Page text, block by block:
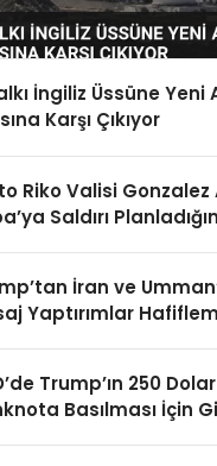
İngiliz Üssüne Yeni
Karşı Çıkıyor
Riko Valisi Gonzalez
Saldırı
İran ve
Yaptırımlar
Trump’ın 250
Basılması İçin